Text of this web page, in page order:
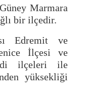
Marmara
bir ilçedir.
Edremit ve
İlçesi ve
ilçeleri ile
yüksekliği